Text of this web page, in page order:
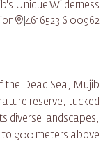
Unique Wilderness
00962 6 4616523
the Dead Sea, Mujib
reserve, tucked
diverse landscapes,
to 900 meters above